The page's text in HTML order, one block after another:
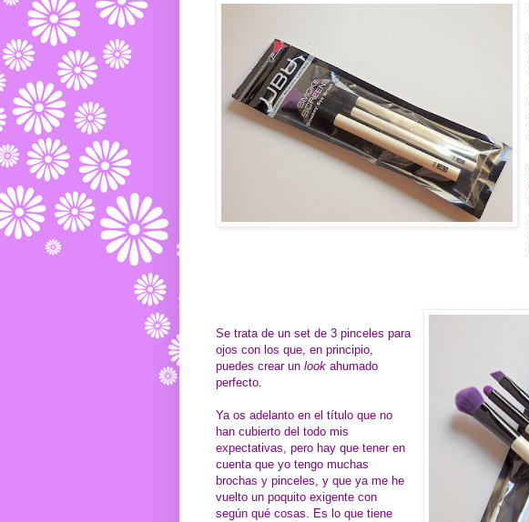
Se trata de un set de 3 pinceles para
ojos con los que, en principio,
puedes crear un look ahumado
perfecto.
Ya os adelanto en el título que no
han cubierto del todo mis
expectativas, pero hay que tener en
cuenta que yo tengo muchas
brochas y pinceles, y que ya me he
vuelto un poquito exigente con
según qué cosas. Es lo que tiene